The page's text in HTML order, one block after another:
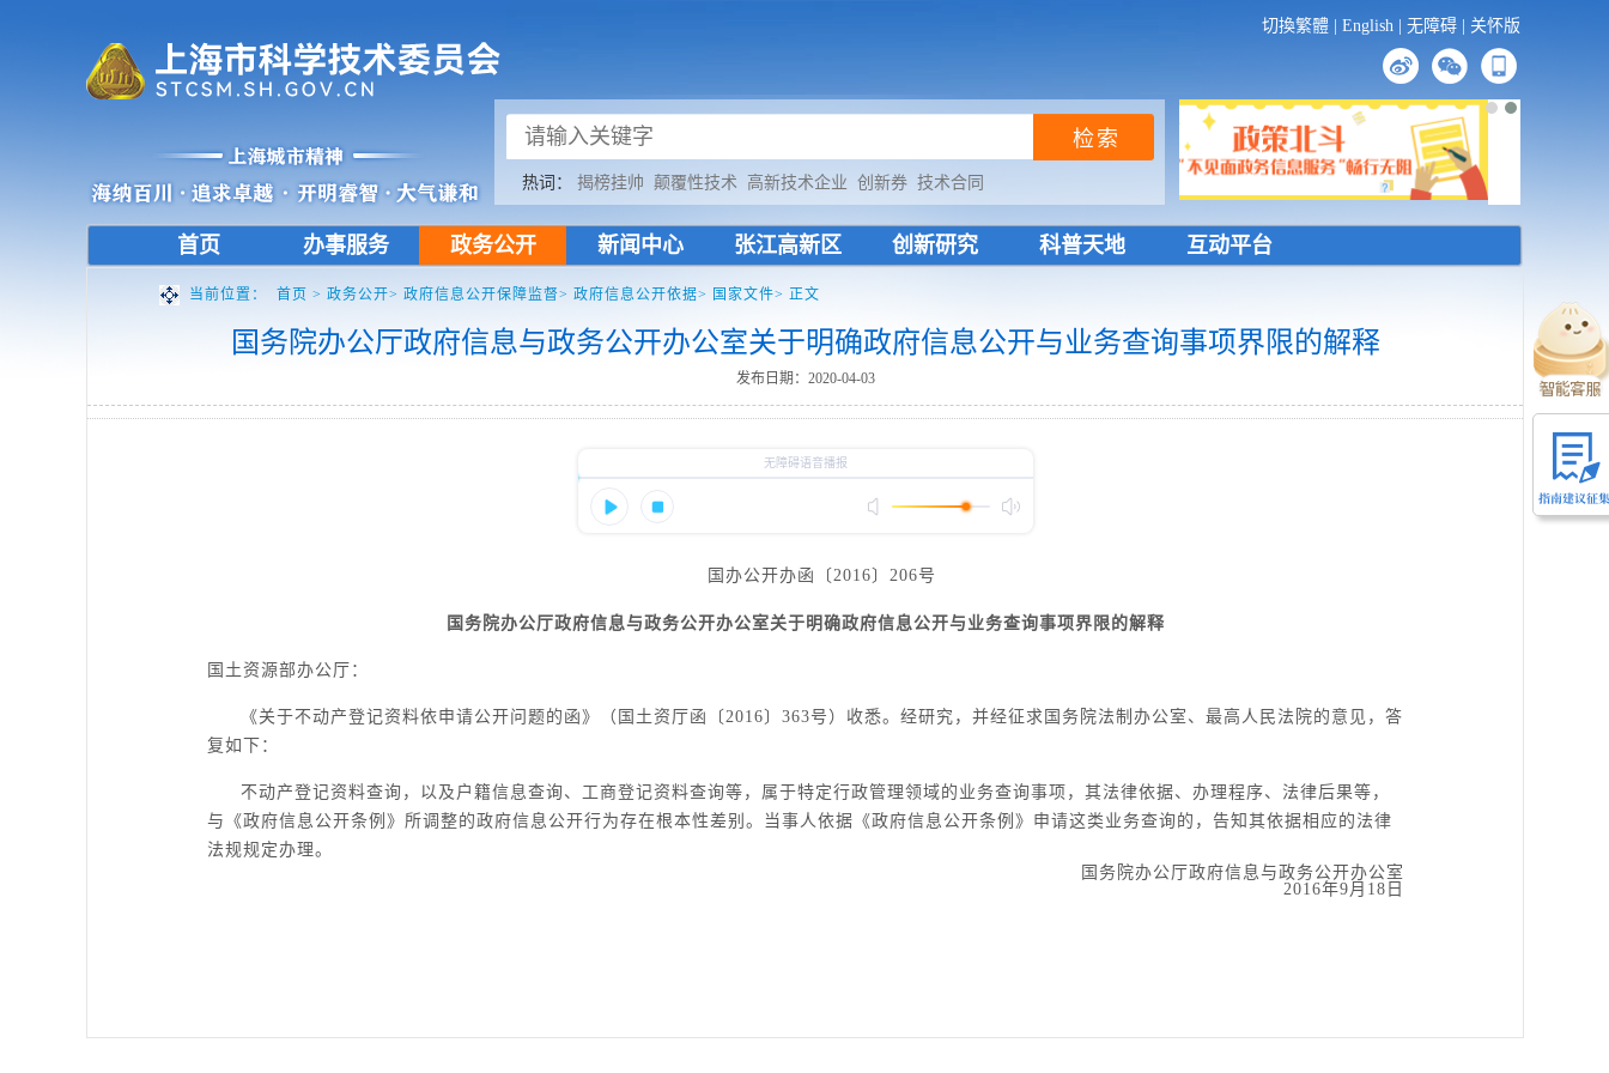
热词： 揭榜挂帅 颠覆性技术 高新技术企业 创新券 技术合同
切換繁體 English 无障碍 关怀版
首页 办事服务 政务公开 新闻中心 张江高新区 创新研究 科普天地 互动平台
当前位置： 首页 > 政务公开> 政府信息公开保障监督> 政府信息公开依据> 国家文件> 正文
国务院办公厅政府信息与政务公开办公室关于明确政府信息公开与业务查询事项界限的解释
发布日期：2020-04-03
国办公开办函〔2016〕206号
国务院办公厅政府信息与政务公开办公室关于明确政府信息公开与业务查询事项界限的解释
国土资源部办公厅：
《关于不动产登记资料依申请公开问题的函》（国土资厅函〔2016〕363号）收悉。经研究，并经征求国务院法制办公室、最高人民法院的意见，答
复如下：
不动产登记资料查询，以及户籍信息查询、工商登记资料查询等，属于特定行政管理领域的业务查询事项，其法律依据、办理程序、法律后果等，
与《政府信息公开条例》所调整的政府信息公开行为存在根本性差别。当事人依据《政府信息公开条例》申请这类业务查询的，告知其依据相应的法律
法规规定办理。
国务院办公厅政府信息与政务公开办公室
2016年9月18日